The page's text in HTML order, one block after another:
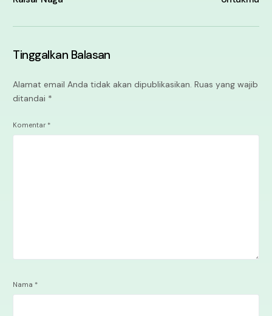
Tinggalkan Balasan
Alamat email Anda tidak akan dipublikasikan. Ruas yang wajib
ditandai *
Komentar *
Nama *